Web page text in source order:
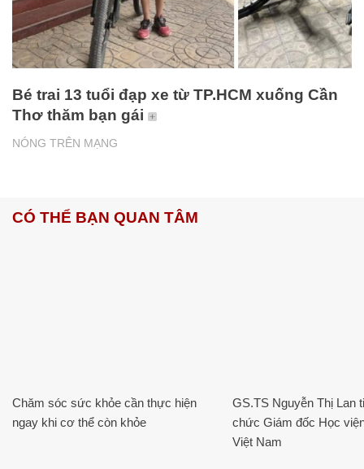
NÓNG TRÊN MẠNG
Bé trai 13 tuổi đạp xe từ TP.HCM xuống Cần
Thơ thăm bạn gái
CÓ THỂ BẠN QUAN TÂM
Chăm sóc sức khỏe cần thực hiện
ngay khi cơ thể còn khỏe
GS.TS Nguyễn Thị Lan
chức Giám đốc Học
Việt Nam